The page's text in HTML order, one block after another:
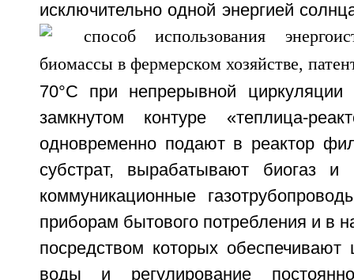
исключительно одной энергией
70°С при непрерывной
замкнутом контуре «теплица-
одновременно подают в реактор
субстрат, вырабатывают биогаз и
коммуникационные
приборам бытового потребления и в
посредством которых обеспечивают
воды и регулирование